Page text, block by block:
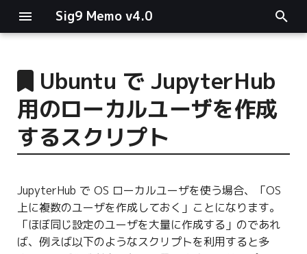
Sig9 Memo v4.0
main関数
リスト関連
ログ関連
条件分岐
Ubuntu で JupyterHub
用のローカルユーザを作成
するスクリプト
JupyterHub で OS ローカルユーザを使う場合、「OS
上に複数のユーザを作成しておく」ことになります。
「ほぼ同じ設定のユーザを大量に作成する」のであれ
ば、例えば以下のようなスクリプトを利用すると多